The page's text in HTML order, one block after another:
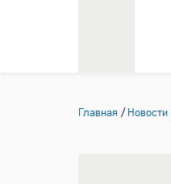
Главная Новости